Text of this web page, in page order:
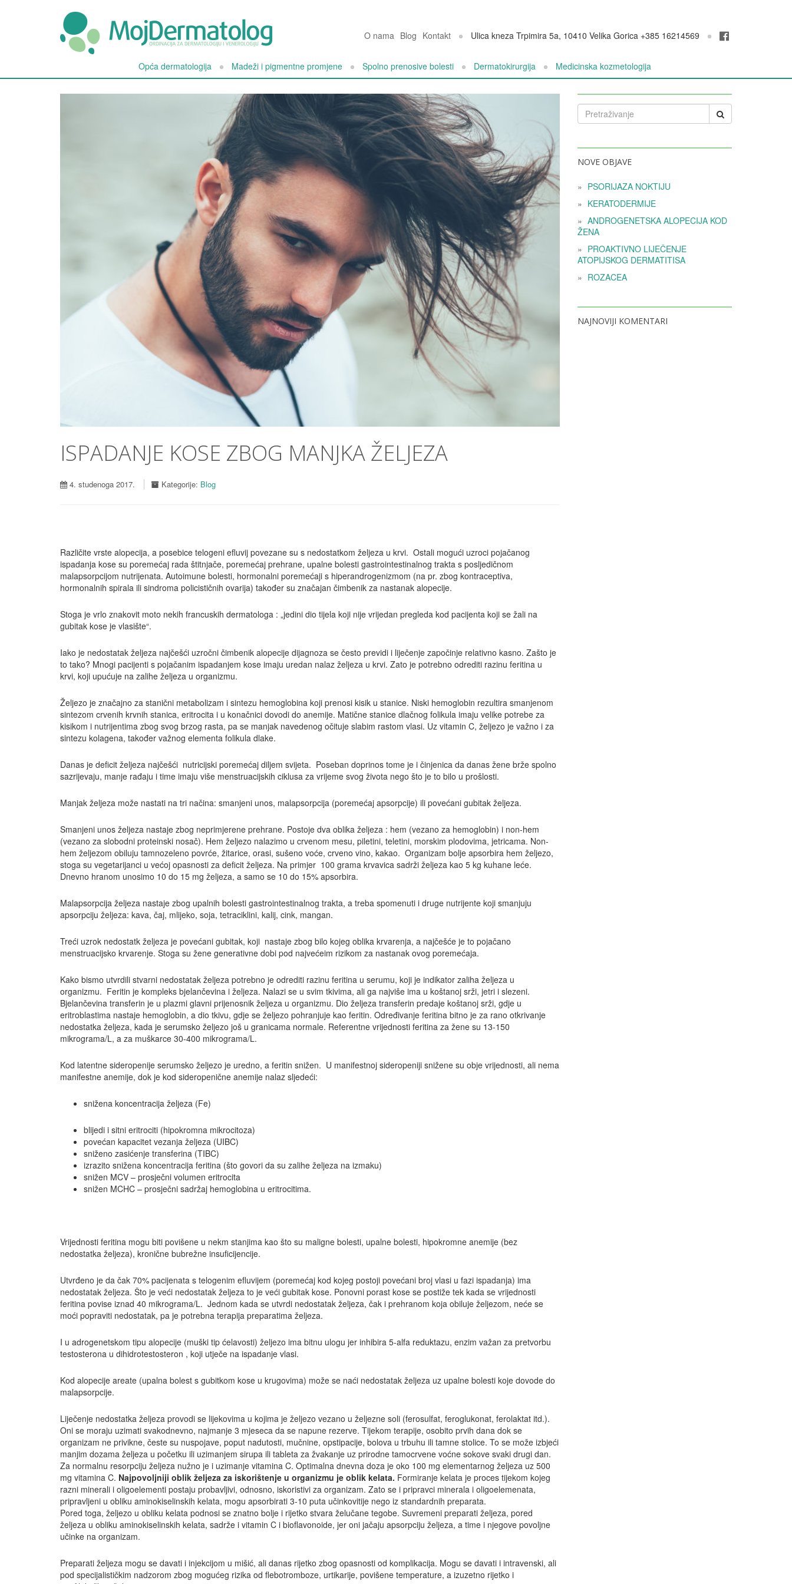
O nama Blog Kontakt Ulica kneza Trpimira 5a, 10410 Velika Gorica +385 16214569
Opća dermatologija Madeži i pigmentne promjene Spolno prenosive bolesti Dermatokirurgija Medicinska kozmetologija
ISPADANJE KOSE ZBOG MANJKA ŽELJEZA
4. studenoga 2017. Kategorije: Blog
Različite vrste alopecija, a posebice telogeni efluvij povezane su s nedostatkom željeza u krvi. Ostali mogući uzroci pojačanog
ispadanja kose su poremećaj rada štitnjače, poremećaj prehrane, upalne bolesti gastrointestinalnog trakta s posljedičnom
malapsorpcijom nutrijenata. Autoimune bolesti, hormonalni poremećaji s hiperandrogenizmom (na pr. zbog kontraceptiva,
hormonalnih spirala ili sindroma policističnih ovarija) također su značajan čimbenik za nastanak alopecije.
Stoga je vrlo znakovit moto nekih francuskih dermatologa : „jedini dio tijela koji nije vrijedan pregleda kod pacijenta koji se žali na
gubitak kose je vlasište“.
Iako je nedostatak željeza najčešći uzročni čimbenik alopecije dijagnoza se često previdi i liječenje započinje relativno kasno. Zašto je
to tako? Mnogi pacijenti s pojačanim ispadanjem kose imaju uredan nalaz željeza u krvi. Zato je potrebno odrediti razinu feritina u
krvi, koji upućuje na zalihe željeza u organizmu.
Željezo je značajno za stanični metabolizam i sintezu hemoglobina koji prenosi kisik u stanice. Niski hemoglobin rezultira smanjenom
sintezom crvenih krvnih stanica, eritrocita i u konačnici dovodi do anemije. Matične stanice dlačnog folikula imaju velike potrebe za
kisikom i nutrijentima zbog svog brzog rasta, pa se manjak navedenog očituje slabim rastom vlasi. Uz vitamin C, željezo je važno i za
sintezu kolagena, također važnog elementa folikula dlake.
Danas je deficit željeza najčešći nutricijski poremećaj diljem svijeta. Poseban doprinos tome je i činjenica da danas žene brže spolno
sazrijevaju, manje rađaju i time imaju više menstruacijskih ciklusa za vrijeme svog života nego što je to bilo u prošlosti.
Manjak željeza može nastati na tri načina: smanjeni unos, malapsorpcija (poremećaj apsorpcije) ili povećani gubitak željeza.
Smanjeni unos željeza nastaje zbog neprimjerene prehrane. Postoje dva oblika željeza : hem (vezano za hemoglobin) i non-hem
(vezano za slobodni proteinski nosač). Hem željezo nalazimo u crvenom mesu, piletini, teletini, morskim plodovima, jetricama. Non-
hem željezom obiluju tamnozeleno povrće, žitarice, orasi, sušeno voće, crveno vino, kakao. Organizam bolje apsorbira hem željezo,
stoga su vegetarijanci u većoj opasnosti za deficit željeza. Na primjer 100 grama krvavica sadrži željeza kao 5 kg kuhane leće.
Dnevno hranom unosimo 10 do 15 mg željeza, a samo se 10 do 15% apsorbira.
Malapsorpcija željeza nastaje zbog upalnih bolesti gastrointestinalnog trakta, a treba spomenuti i druge nutrijente koji smanjuju
apsorpciju željeza: kava, čaj, mlijeko, soja, tetraciklini, kalij, cink, mangan.
Treći uzrok nedostatk željeza je povećani gubitak, koji nastaje zbog bilo kojeg oblika krvarenja, a najčešće je to pojačano
menstruacijsko krvarenje. Stoga su žene generativne dobi pod najvećeim rizikom za nastanak ovog poremećaja.
Kako bismo utvrdili stvarni nedostatak željeza potrebno je odrediti razinu feritina u serumu, koji je indikator zaliha željeza u
organizmu. Feritin je kompleks bjelančevina i željeza. Nalazi se u svim tkivima, ali ga najviše ima u koštanoj srži, jetri i slezeni.
Bjelančevina transferin je u plazmi glavni prijenosnik željeza u organizmu. Dio željeza transferin predaje koštanoj srži, gdje u
eritroblastima nastaje hemoglobin, a dio tkivu, gdje se željezo pohranjuje kao feritin. Određivanje feritina bitno je za rano otkrivanje
nedostatka željeza, kada je serumsko željezo još u granicama normale. Referentne vrijednosti feritina za žene su 13-150
mikrograma/L, a za muškarce 30-400 mikrograma/L.
Kod latentne sideropenije serumsko željezo je uredno, a feritin snižen. U manifestnoj sideropeniji snižene su obje vrijednosti, ali nema
manifestne anemije, dok je kod sideropenične anemije nalaz sljedeći:
snižena koncentracija željeza (Fe)
blijedi i sitni eritrociti (hipokromna mikrocitoza)
povećan kapacitet vezanja željeza (UIBC)
sniženo zasićenje transferina (TIBC)
izrazito snižena koncentracija feritina (što govori da su zalihe željeza na izmaku)
snižen MCV – prosječni volumen eritrocita
snižen MCHC – prosječni sadržaj hemoglobina u eritrocitima.
Vrijednosti feritina mogu biti povišene u nekm stanjima kao što su maligne bolesti, upalne bolesti, hipokromne anemije (bez
nedostatka željeza), kronične bubrežne insuficijencije.
Utvrđeno je da čak 70% pacijenata s telogenim efluvijem (poremećaj kod kojeg postoji povećani broj vlasi u fazi ispadanja) ima
nedostatak željeza. Što je veći nedostatak željeza to je veći gubitak kose. Ponovni porast kose se postiže tek kada se vrijednosti
feritina povise iznad 40 mikrograma/L. Jednom kada se utvrdi nedostatak željeza, čak i prehranom koja obiluje željezom, neće se
moći popraviti nedostatak, pa je potrebna terapija preparatima željeza.
I u adrogenetskom tipu alopecije (muški tip ćelavosti) željezo ima bitnu ulogu jer inhibira 5-alfa reduktazu, enzim važan za pretvorbu
testosterona u dihidrotestosteron , koji utječe na ispadanje vlasi.
Kod alopecije areate (upalna bolest s gubitkom kose u krugovima) može se naći nedostatak željeza uz upalne bolesti koje dovode do
malapsorpcije.
Liječenje nedostatka željeza provodi se lijekovima u kojima je željezo vezano u željezne soli (ferosulfat, feroglukonat, ferolaktat itd.).
Oni se moraju uzimati svakodnevno, najmanje 3 mjeseca da se napune rezerve. Tijekom terapije, osobito prvih dana dok se
organizam ne privikne, česte su nuspojave, poput nadutosti, mučnine, opstipacije, bolova u trbuhu ili tamne stolice. To se može izbjeći
manjim dozama željeza u početku ili uzimanjem sirupa ili tableta za žvakanje uz prirodne tamocrvene voćne sokove svaki drugi dan.
Za normalnu resorpciju željeza nužno je i uzimanje vitamina C. Optimalna dnevna doza je oko 100 mg elementarnog željeza uz 500
mg vitamina C. Najpovoljniji oblik željeza za iskorištenje u organizmu je oblik kelata. Formiranje kelata je proces tijekom kojeg
razni minerali i oligoelementi postaju probavljivi, odnosno, iskoristivi za organizam. Zato se i pripravci minerala i oligoelemenata,
pripravljeni u obliku aminokiselinskih kelata, mogu apsorbirati 3-10 puta učinkovitije nego iz standardnih preparata.
Pored toga, željezo u obliku kelata podnosi se znatno bolje i rijetko stvara želučane tegobe. Suvremeni preparati željeza, pored
željeza u obliku aminokiselinskih kelata, sadrže i vitamin C i bioflavonoide, jer oni jačaju apsorpciju željeza, a time i njegove povoljne
učinke na organizam.
Preparati željeza mogu se davati i injekcijom u mišić, ali danas rijetko zbog opasnosti od komplikacija. Mogu se davati i intravenski, ali
pod specijalističkim nadzorom zbog mogućeg rizika od flebotromboze, urtikarije, povišene temperature, a izuzetno rijetko i
NOVE OBJAVE
PSORIJAZA NOKTIJU
KERATODERMIJE
ANDROGENETSKA ALOPECIJA KOD
ŽENA
PROAKTIVNO LIJEČENJE
ATOPIJSKOG DERMATITISA
ROZACEA
NAJNOVIJI KOMENTARI